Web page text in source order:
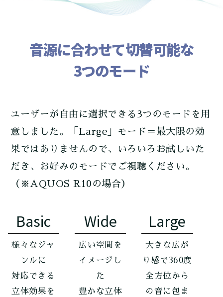
音源に合わせて切替可能な
3つのモード
ユーザーが自由に選択できる3つのモードを用
意しました。「Large」モード＝最大限の効
果ではありませんので、いろいろお試しいた
だき、お好みのモードでご視聴ください。
（※AQUOS R10の場合）
Basic
様々なジャ
ンルに
対応できる
立体効果を
Wide
広い空間を
イメージし
た
豊かな立体
Large
大きな広が
り感で360度
全方位から
の音に包ま